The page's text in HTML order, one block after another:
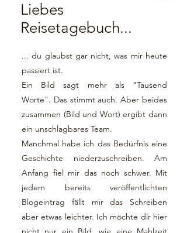
Liebes
Reisetagebuch...
... du glaubst gar nicht, was mir heute
passiert ist.
Ein Bild sagt mehr als "Tausend
Worte". Das stimmt auch. Aber beides
zusammen (Bild und Wort) ergibt dann
ein unschlagbares Team.
Manchmal habe ich das Bedürfnis eine
Geschichte niederzuschreiben. Am
Anfang fiel mir das noch schwer. Mit
jedem bereits veröffentlichten
Blogeintrag fällt mir das Schreiben
aber etwas leichter. Ich möchte dir hier